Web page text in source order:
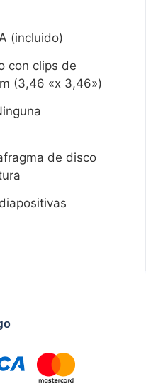
(incluido)
con clips de
(3,46 «x 3,46»)
de disco